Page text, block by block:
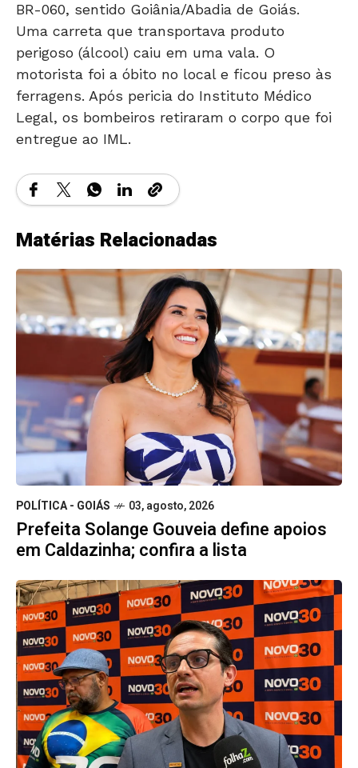
BR-060, sentido Goiânia/Abadia de Goiás.
Uma carreta que transportava produto
perigoso (álcool) caiu em uma vala. O
motorista foi a óbito no local e ficou preso às
ferragens. Após pericia do Instituto Médico
Legal, os bombeiros retiraram o corpo que foi
entregue ao IML.
Matérias Relacionadas
POLÍTICA - GOIÁS 03, agosto, 2026
Prefeita Solange Gouveia define apoios
em Caldazinha; confira a lista